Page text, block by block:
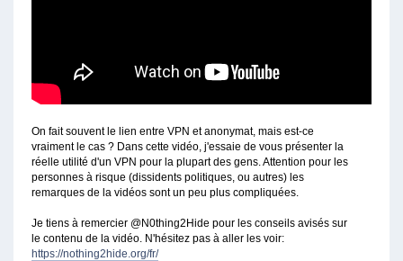
On fait souvent le lien entre VPN et anonymat, mais est-ce
vraiment le cas ? Dans cette vidéo, j'essaie de vous présenter la
réelle utilité d'un VPN pour la plupart des gens. Attention pour les
personnes à risque (dissidents politiques, ou autres) les
remarques de la vidéos sont un peu plus compliquées.
Je tiens à remercier ⁦‪@N0thing2Hide‬⁩ pour les conseils avisés sur
le contenu de la vidéo. N'hésitez pas à aller les voir:
https://nothing2hide.org/fr/​